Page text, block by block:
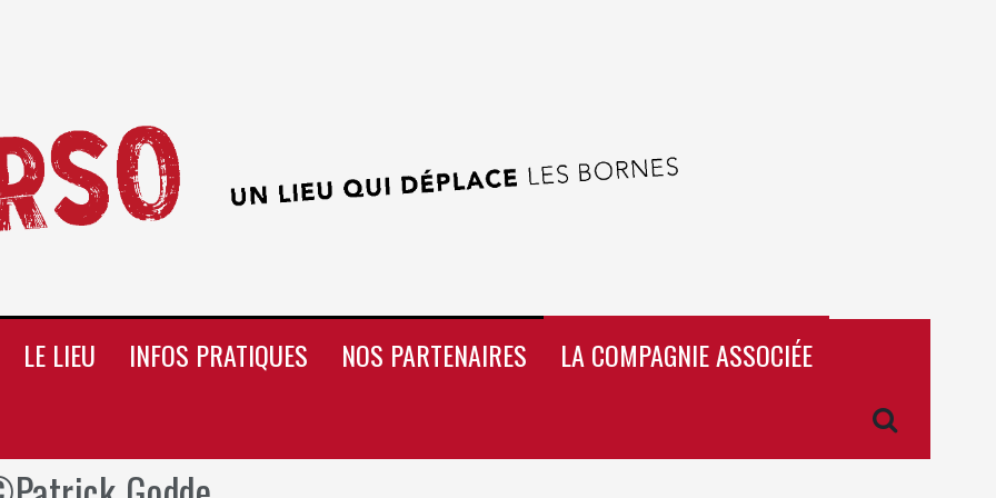
LE LIEU INFOS PRATIQUES NOS PARTENAIRES
LA COMPAGNIE ASSOCIÉE